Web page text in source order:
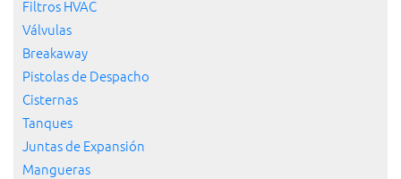
Filtros HVAC
Válvulas
Breakaway
Pistolas de Despacho
Cisternas
Tanques
Juntas de Expansión
Mangueras